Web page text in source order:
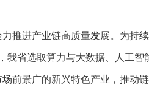
推进产业链高质量发展。为持续
省选取算力与大数据、人工智
前景广的新兴特色产业，推动